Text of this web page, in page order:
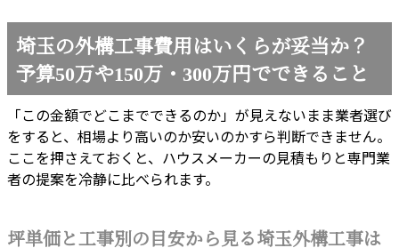
埼玉の外構工事費用はいくらが妥当か？
予算50万や150万・300万円でできること
「この金額でどこまでできるのか」が見えないまま業者選び
をすると、相場より高いのか安いのかすら判断できません。
ここを押さえておくと、ハウスメーカーの見積もりと専門業
者の提案を冷静に比べられます。
坪単価と工事別の目安から見る埼玉外構工事は